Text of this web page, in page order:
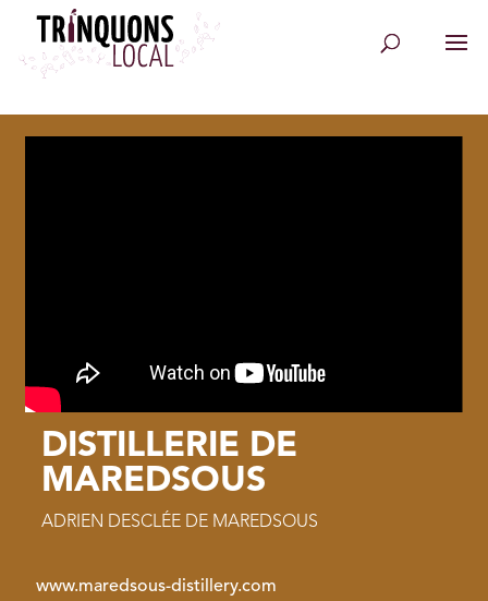
DISTILLERIE DE
MAREDSOUS
ADRIEN DESCLÉE DE MAREDSOUS
www.maredsous-distillery.com